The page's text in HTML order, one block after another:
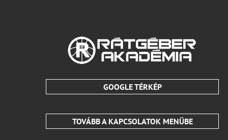
GOOGLE TÉRKÉP
TOVÁBB A KAPCSOLATOK MENÜBE